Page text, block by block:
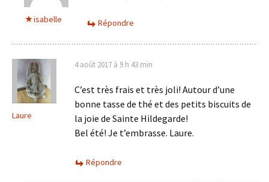
isabelle Répondre
Laure
4 août 2017 à 9 h 43 min
C’est très frais et très joli! Autour d’une
bonne tasse de thé et des petits biscuits de
la joie de Sainte Hildegarde!
Bel été! Je t’embrasse. Laure.
Répondre